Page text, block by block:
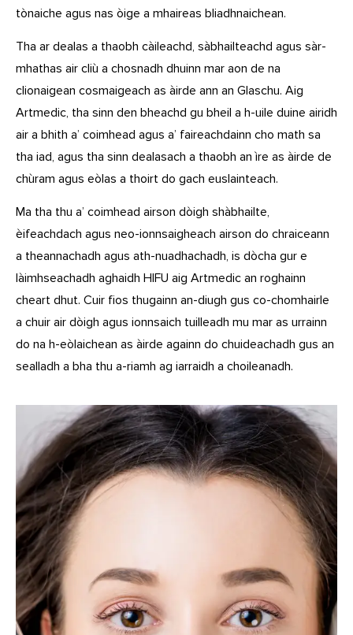
tònaiche agus nas òige a mhaireas bliadhnaichean.
Tha ar dealas a thaobh càileachd, sàbhailteachd agus sàr-
mhathas air cliù a chosnadh dhuinn mar aon de na
clionaigean cosmaigeach as àirde ann an Glaschu. Aig
Artmedic, tha sinn den bheachd gu bheil a h-uile duine airidh
air a bhith a’ coimhead agus a’ faireachdainn cho math sa
tha iad, agus tha sinn dealasach a thaobh an ìre as àirde de
chùram agus eòlas a thoirt do gach euslainteach.
Ma tha thu a’ coimhead airson dòigh shàbhailte,
èifeachdach agus neo-ionnsaigheach airson do chraiceann
a theannachadh agus ath-nuadhachadh, is dòcha gur e
làimhseachadh aghaidh HIFU aig Artmedic an roghainn
cheart dhut. Cuir fios thugainn an-diugh gus co-chomhairle
a chuir air dòigh agus ionnsaich tuilleadh mu mar as urrainn
do na h-eòlaichean as àirde againn do chuideachadh gus an
sealladh a bha thu a-riamh ag iarraidh a choileanadh.